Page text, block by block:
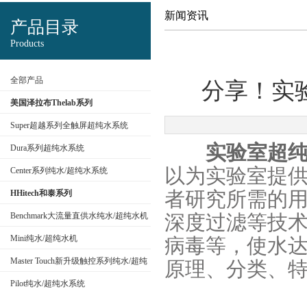
产品目录
Products
全部产品
美国泽拉布Thelab系列
Super超越系列全触屏超纯水系统
Dura系列超纯水系统
Center系列纯水/超纯水系统
HHitech和泰系列
Benchmark大流量直供水纯水/超纯水机
Mini纯水/超纯水机
Master Touch新升级触控系列纯水/超纯
水系统
Pilot纯水/超纯水系统
新闻资讯
分享！实
实验室超
以为实验室提
者研究所需的
深度过滤等技
病毒等，使水
原理、分类、